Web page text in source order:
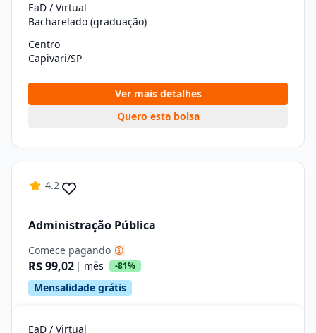
EaD / Virtual
Bacharelado (graduação)
Centro
Capivari/SP
Ver mais detalhes
Quero esta bolsa
4.2
Administração Pública
Comece pagando
R$ 99,02 | mês -81%
Mensalidade grátis
EaD / Virtual